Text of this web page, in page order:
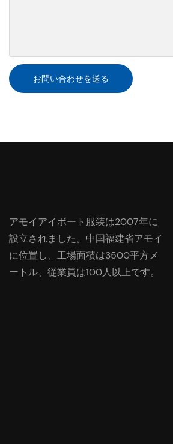
お問い合わせを送る
アモイアイボート服装は2007年に
設立されました。中国福建省アモイ
に位置し、工場面積は3500平方メ
ートル、従業員は100人以上です。